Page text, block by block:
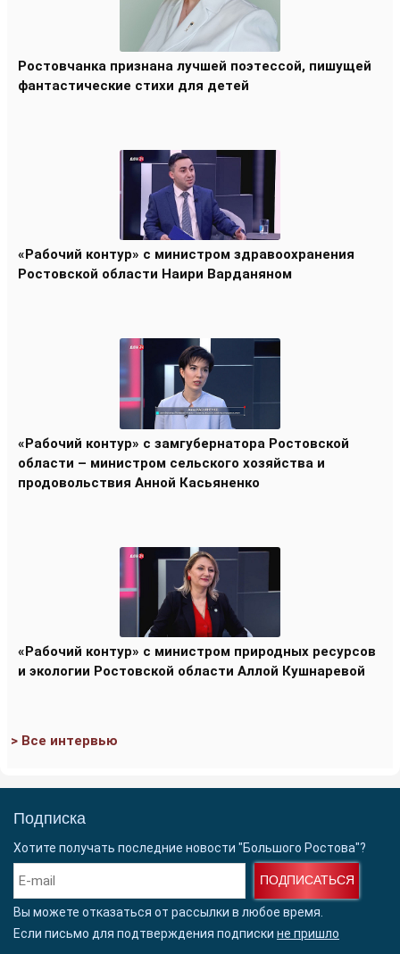
Ростовчанка признана лучшей поэтессой, пишущей
фантастические стихи для детей
«Рабочий контур» с министром здравоохранения
Ростовской области Наири Варданяном
«Рабочий контур» с замгубернатора Ростовской
области – министром сельского хозяйства и
продовольствия Анной Касьяненко
«Рабочий контур» с министром природных ресурсов
и экологии Ростовской области Аллой Кушнаревой
> Все интервью
Подписка
Хотите получать последние новости "Большого Ростова"?
ПОДПИСАТЬСЯ
Вы можете отказаться от рассылки в любое время.
Если письмо для подтверждения подписки не пришло